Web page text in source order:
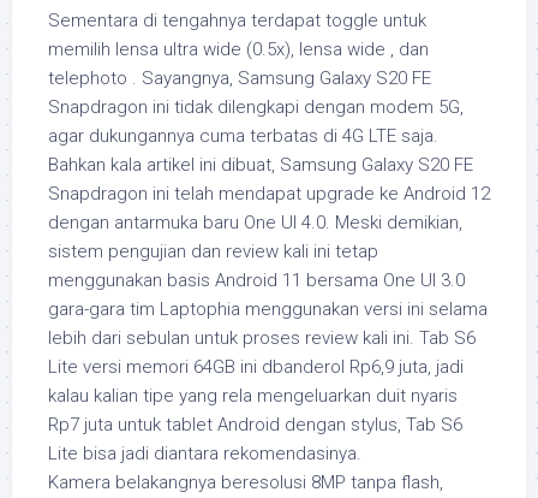
Sementara di tengahnya terdapat toggle untuk
memilih lensa ultra wide (0.5x), lensa wide , dan
telephoto . Sayangnya, Samsung Galaxy S20 FE
Snapdragon ini tidak dilengkapi dengan modem 5G,
agar dukungannya cuma terbatas di 4G LTE saja.
Bahkan kala artikel ini dibuat, Samsung Galaxy S20 FE
Snapdragon ini telah mendapat upgrade ke Android 12
dengan antarmuka baru One UI 4.0. Meski demikian,
sistem pengujian dan review kali ini tetap
menggunakan basis Android 11 bersama One UI 3.0
gara-gara tim Laptophia menggunakan versi ini selama
lebih dari sebulan untuk proses review kali ini. Tab S6
Lite versi memori 64GB ini dbanderol Rp6,9 juta, jadi
kalau kalian tipe yang rela mengeluarkan duit nyaris
Rp7 juta untuk tablet Android dengan stylus, Tab S6
Lite bisa jadi diantara rekomendasinya.
Kamera belakangnya beresolusi 8MP tanpa flash,